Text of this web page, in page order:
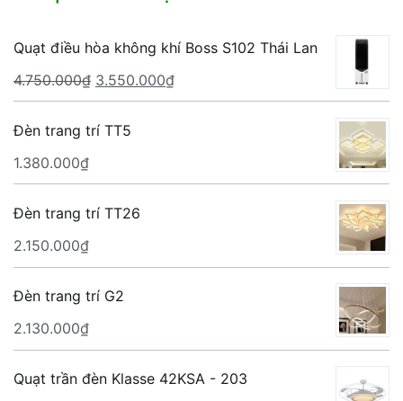
Quạt điều hòa không khí Boss S102 Thái Lan
4.750.000₫ Giá
gốc
là:
3.550.000₫Giá
hiện
3.550.000₫.
Đèn trang trí TT5
1.380.000₫
Đèn trang trí TT26
2.150.000₫
Đèn trang trí G2
2.130.000₫
Quạt trần đèn Klasse 42KSA - 203